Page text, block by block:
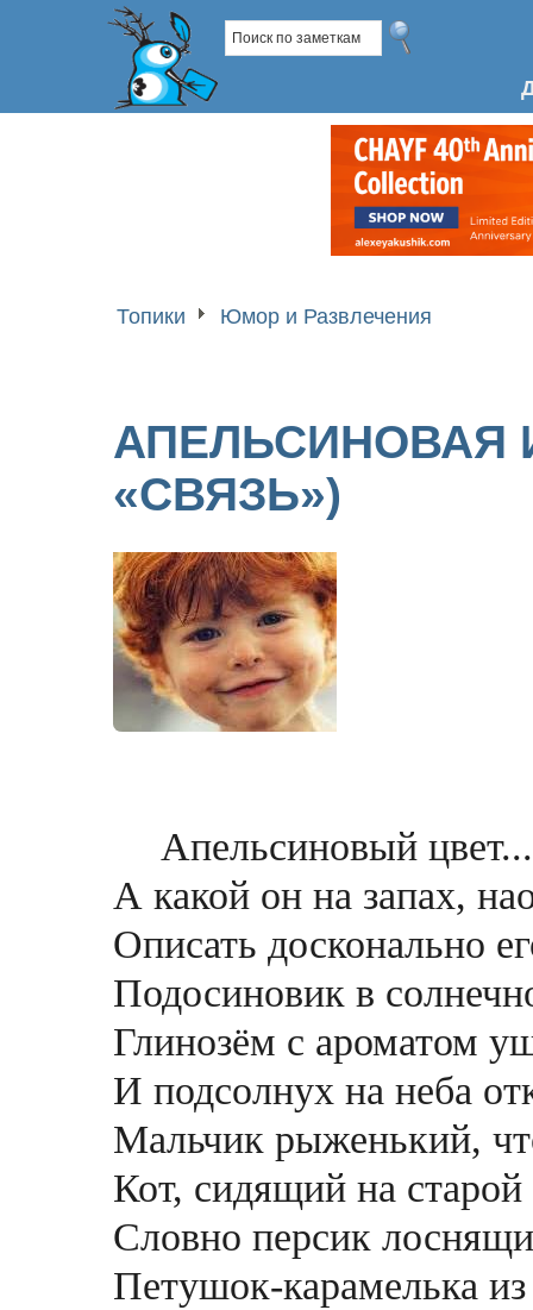
Топики Юмор и Развлечения
АПЕЛЬСИНОВАЯ
«СВЯЗЬ»)
Апельсиновый
А какой он на запах,
Описать досконально
Подосиновик в
Глинозём с ароматом
И подсолнух на неба
Мальчик рыженький,
Кот, сидящий на
Словно персик
Петушок-карамелька